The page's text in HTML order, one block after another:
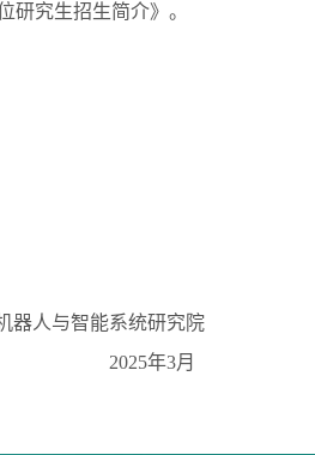
研究生招生简介》。
器人与智能系统研究院
2025年3月